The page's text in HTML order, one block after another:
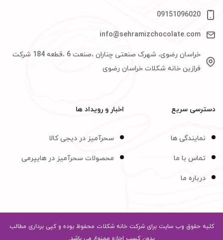
09151096020
info@sehramizchocolate.com
خراسان رضوی، شهرک صنعتی چناران ،صنعت 6 ،قطعه 184 شرکت
فرازین خانه شکلات خراسان رضوی
دسترسی سریع
نمایندگی ها
تماس با ما
درباره ما
اخبار و رویداد ها
سحرآمیز در دیجی کالا
محصولات سحرآمیز در هایپرمی
کلیه حقوق وب سایت برای شرکت خانه شکلات محفوظ بوده و کپی برداری مطالب
بدون کسب اجازه ممنوع می باشد.